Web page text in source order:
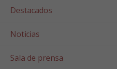
Destacados
Noticias
Sala de prensa